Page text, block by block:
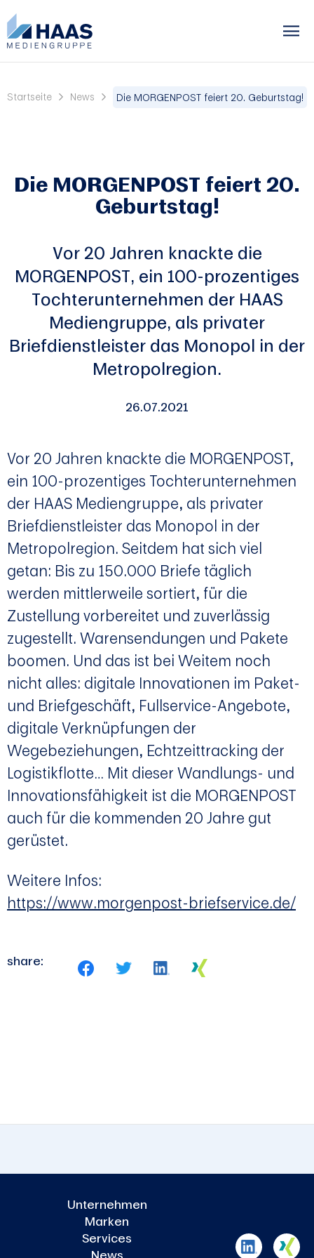
Startseite News Die MORGENPOST feiert 20. Geburtstag!
Die MORGENPOST feiert 20.
Geburtstag!
Vor 20 Jahren knackte die
MORGENPOST, ein 100-prozentiges
Tochterunternehmen der HAAS
Mediengruppe, als privater
Briefdienstleister das Monopol in der
Metropolregion.
26.07.2021
Vor 20 Jahren knackte die MORGENPOST,
ein 100-prozentiges Tochterunternehmen
der HAAS Mediengruppe, als privater
Briefdienstleister das Monopol in der
Metropolregion. Seitdem hat sich viel
getan: Bis zu 150.000 Briefe täglich
werden mittlerweile sortiert, für die
Zustellung vorbereitet und zuverlässig
zugestellt. Warensendungen und Pakete
boomen. Und das ist bei Weitem noch
nicht alles: digitale Innovationen im Paket-
und Briefgeschäft, Fullservice-Angebote,
digitale Verknüpfungen der
Wegebeziehungen, Echtzeittracking der
Logistikflotte… Mit dieser Wandlungs- und
Innovationsfähigkeit ist die MORGENPOST
auch für die kommenden 20 Jahre gut
gerüstet.
Weitere Infos:
https://www.morgenpost-briefservice.de/
share:
Unternehmen
Marken
Services